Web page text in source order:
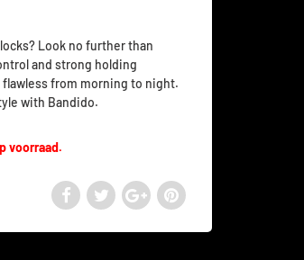
Look no further than
and strong holding
from morning to night.
with Bandido.
voorraad.